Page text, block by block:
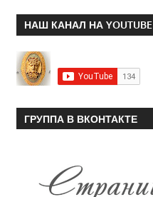
НАШ КАНАЛ НА YOUTUBE
ГРУППА В ВКОНТАКТЕ